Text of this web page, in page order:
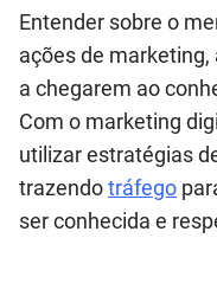
Entender sobre o
ações de
a chegarem ao
Com o marketing
utilizar estratégias
trazendotráfego
ser conhecida e